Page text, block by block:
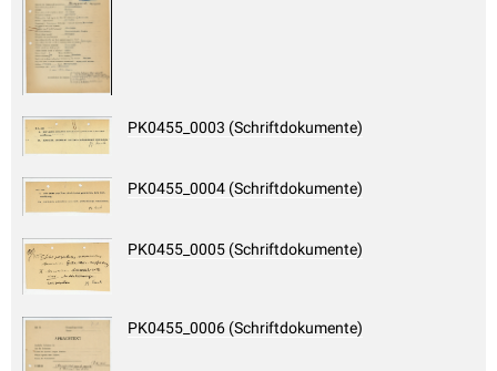
PK0455_0003 (Schriftdokumente)
PK0455_0004 (Schriftdokumente)
PK0455_0005 (Schriftdokumente)
PK0455_0006 (Schriftdokumente)